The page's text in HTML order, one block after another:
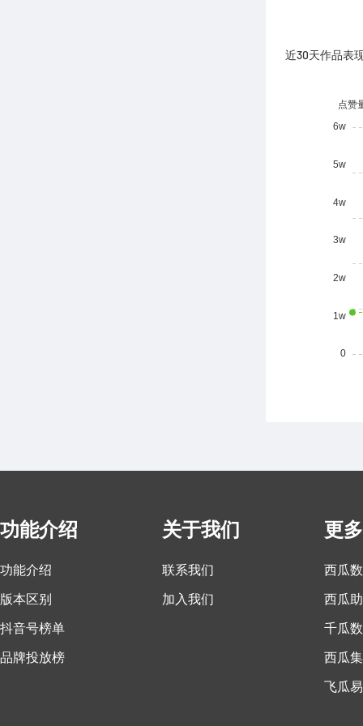
近30天作品表
功能介绍
功能介绍
版本区别
抖音号榜单
品牌投放榜
关于我们
联系我们
加入我们
更
西瓜
西瓜
千瓜
西瓜集
飞瓜